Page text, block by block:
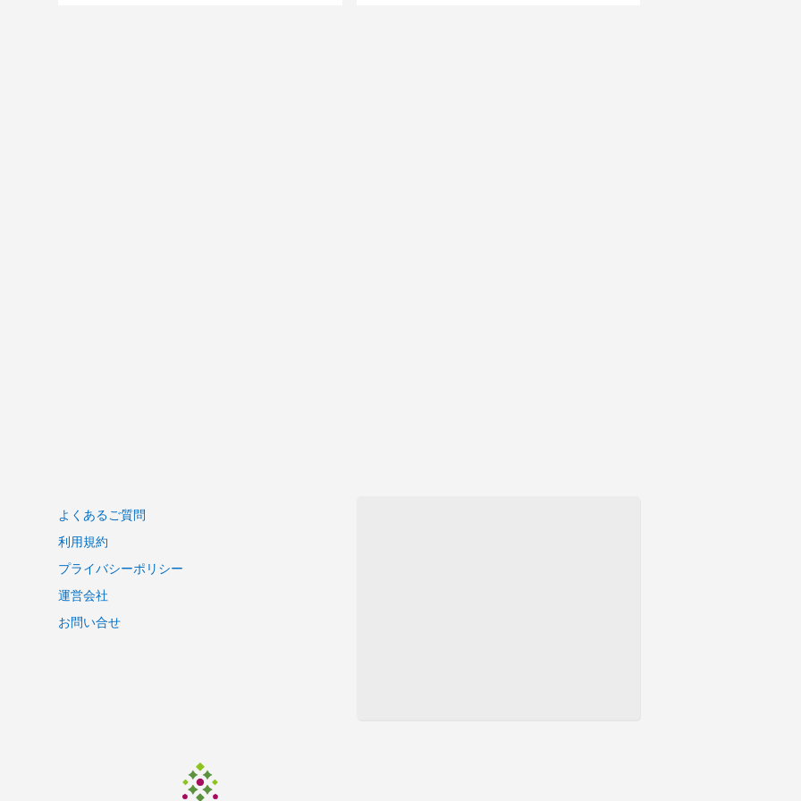
よくあるご質問
利用規約
プライバシーポリシー
運営会社
お問い合せ